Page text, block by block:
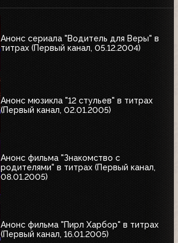
Анонс сериала "Водитель для Веры" в
титрах (Первый канал, 05.12.2004)
Анонс мюзикла "12 стульев" в титрах
(Первый канал, 02.01.2005)
Анонс фильма "Знакомство с
родителями" в титрах (Первый канал,
08.01.2005)
Анонс фильма "Пирл Харбор" в титрах
(Первый канал, 16.01.2005)